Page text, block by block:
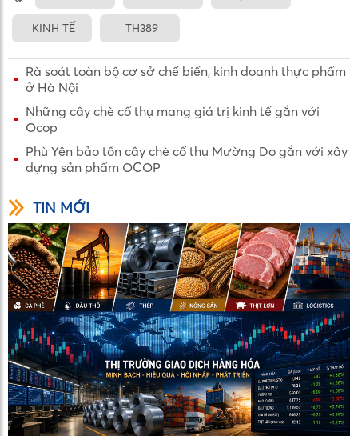
KINH TẾ TH389
Rà soát toàn bộ cơ sở chế biến, kinh doanh thực phẩm
ở Hà Nội
Những cây chè cổ thụ mang giá trị kinh tế gắn với
Ocop
Phù Yên bảo tồn cây chè cổ thụ Mường Do gắn với xây
dựng sản phẩm OCOP
TIN MỚI